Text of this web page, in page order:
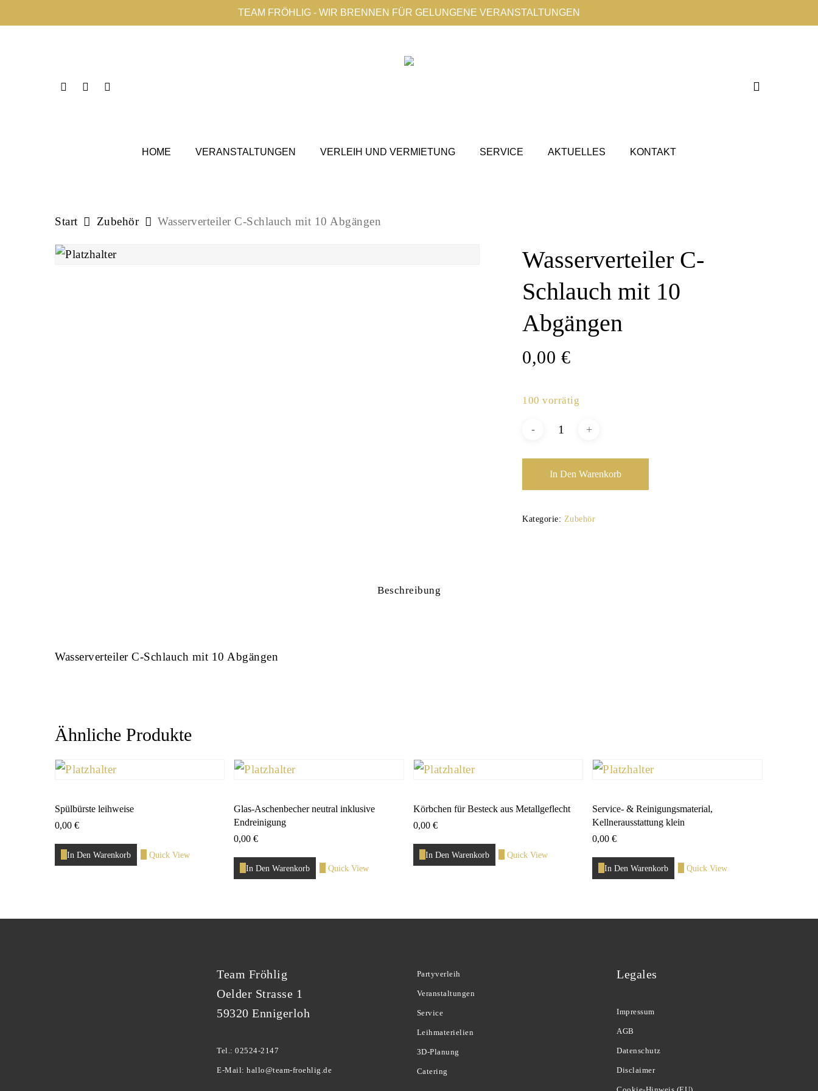
to
TEAM FRÖHLIG - WIR BRENNEN FÜR GELUNGENE VERANSTALTUNGEN
InstagramPhone Email
HOME VERANSTALTUNGEN VERLEIH UND VERMIETUNG SERVICE AKTUELLES KONTAKT
Start Zubehör Wasserverteiler C-Schlauch mit 10 Abgängen
Wasserverteiler C-
Schlauch mit 10
Abgängen
0,00 €
100 vorrätig
In Den Warenkorb
Kategorie: Zubehör
Beschreibung
Wasserverteiler C-Schlauch mit 10 Abgängen
Ähnliche Produkte
Spülbürste leihweise
0,00 €
In Den Warenkorb Quick View
Glas-Aschenbecher neutral inklusive
Endreinigung
0,00€
In Den Warenkorb Quick View
Körbchen für Besteck aus Metallgeflecht
0,00 €
In Den Warenkorb Quick View
Service- & Reinigungsmaterial,
Kellnerausstattung klein
0,00€
In Den Warenkorb Quick View
Team Fröhlig
Oelder Strasse 1
59320 Ennigerloh
Tel.: 02524-2147
E-Mail: hallo@team-froehlig.de
Partyverleih
Veranstaltungen
Service
Leihmaterielien
3D-Planung
Catering
Legales
Impressum
AGB
Datenschutz
Disclaimer